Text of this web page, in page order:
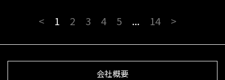
< 1 2 3 4 5 ... 14 >
会社概要